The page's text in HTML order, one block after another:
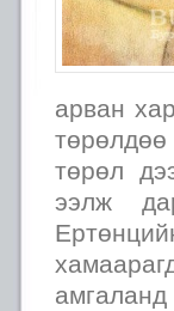
арван
төрөл
ээлж
амгаланд